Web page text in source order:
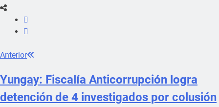
Anterior
Yungay: Fiscalía Anticorrupción logra
detención de 4 investigados por colusión